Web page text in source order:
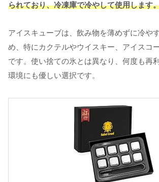
られており、冷凍庫で冷やして使用します
アイスキューブは、飲み物を薄めずに冷や
め、特にカクテルやウイスキー、アイスコ
です。使い捨ての氷とは異なり、何度も再
環境にも優しい選択です。